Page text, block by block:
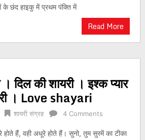
के छंद हाइकु में प्रथम पंक्ति में
Read More
। दिल की शायरी । इश्क प्यार
। Love shayari
शायरी संग्रह 4 Comments
होते हैं, वही अधूरे होते हैं। सुनो, तुम सुरमें का टीका